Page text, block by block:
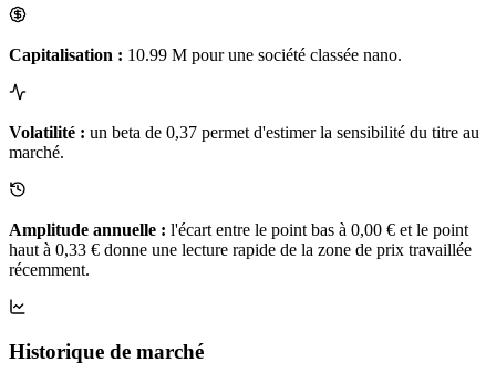
Capitalisation : 10.99 M pour une société classée nano.
Volatilité : un beta de 0,37 permet d'estimer la sensibilité du titre au
marché.
Amplitude annuelle : l'écart entre le point bas à 0,00 € et le point
haut à 0,33 € donne une lecture rapide de la zone de prix travaillée
récemment.
Historique de marché